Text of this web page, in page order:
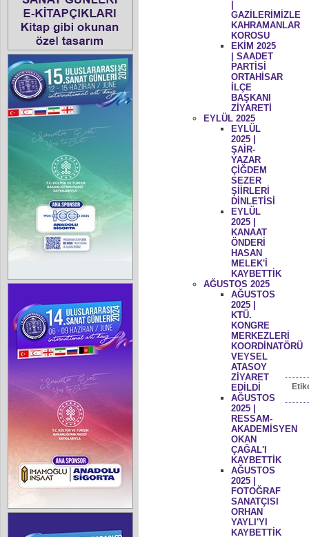
GAZİLERİMİZLE
KAHRAMANLAR
KOROSU
EKİM 2025
| SAADET
PARTİSİ
ORTAHİSAR
İLÇE
BAŞKANI
ZİYARETİ
EYLÜL 2025
EYLÜL
2025 |
ŞAİR-
YAZAR
ÇİĞDEM
SEZER
ŞİİRLERİ
DİNLETİSİ
EYLÜL
2025 |
KANAAT
ÖNDERİ
HASAN
MELEK'İ
KAYBETTİK
AĞUSTOS 2025
AĞUSTOS
2025 |
KTÜ.
KONGRE
MERKEZLERİ
KOORDİNATÖRÜ
VEYSEL
ATASOY
ZİYARET
EDİLDİ
AĞUSTOS
2025 |
RESSAM-
AKADEMİSYEN
OKAN
ÇAĞAL'I
KAYBETTİK
AĞUSTOS
2025 |
FOTOĞRAF
SANATÇISI
ORHAN
YAYLI'YI
KAYBETTİK